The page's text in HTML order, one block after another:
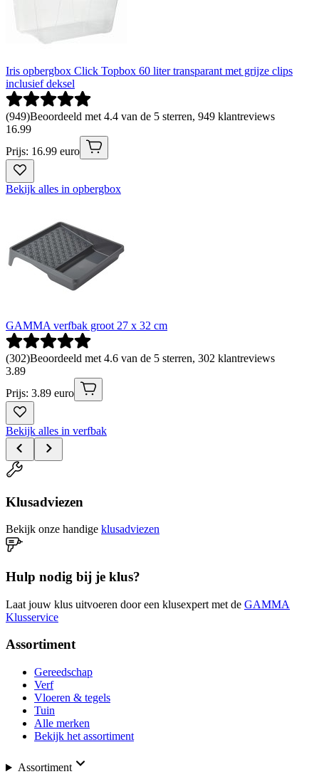
Iris opbergbox Click Topbox 60 liter transparant met grijze clips
inclusief deksel
(949)Beoordeeld met 4.4 van de 5 sterren, 949 klantreviews
16.99
Prijs: 16.99 euro
Bekijk alles in opbergbox
GAMMA verfbak groot 27 x 32 cm
(302)Beoordeeld met 4.6 van de 5 sterren, 302 klantreviews
3.89
Prijs: 3.89 euro
Bekijk alles in verfbak
Klusadviezen
Bekijk onze handige klusadviezen
Hulp nodig bij je klus?
Laat jouw klus uitvoeren door een klusexpert met de GAMMA
Klusservice
Assortiment
Gereedschap
Verf
Vloeren & tegels
Tuin
Alle merken
Bekijk het assortiment
Assortiment